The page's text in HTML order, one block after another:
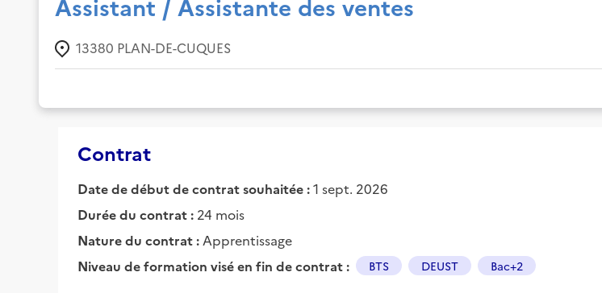
13380 PLAN-DE-CUQUES
Contrat
Date de début de contrat souhaitée :1 sept. 2026
Durée du contrat : 24 mois
Nature du contrat : Apprentissage
Niveau de formation visé en fin de contrat :
BTS DEUST Bac+2